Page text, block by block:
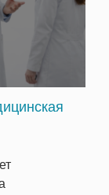
4
й этаж
11, 2-